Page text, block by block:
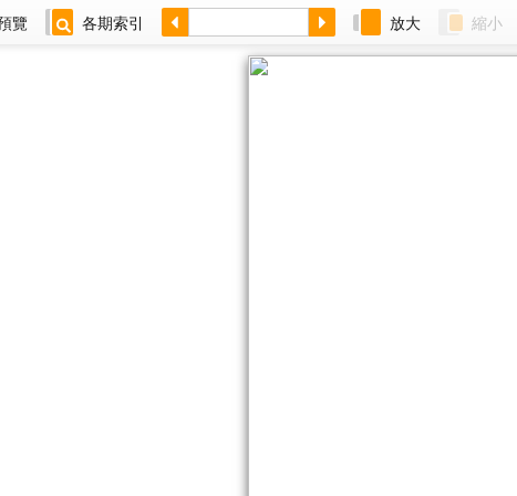
覽 各期索引 放大 縮小